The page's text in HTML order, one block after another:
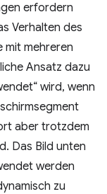
erfordern
Verhalten des
mit mehreren
Ansatz dazu
wird, wenn
aber trotzdem
Das Bild unten
werden
zu